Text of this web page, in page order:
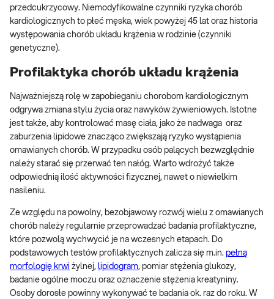
przedcukrzycowy. Niemodyfikowalne czynniki ryzyka chorób
kardiologicznych to płeć męska, wiek powyżej 45 lat oraz historia
występowania chorób układu krążenia w rodzinie (czynniki
genetyczne).
Profilaktyka chorób układu krążenia
Najważniejszą rolę w zapobieganiu chorobom kardiologicznym
odgrywa zmiana stylu życia oraz nawyków żywieniowych. Istotne
jest także, aby kontrolować masę ciała, jako że nadwaga oraz
zaburzenia lipidowe znacząco zwiększają ryzyko wystąpienia
omawianych chorób. W przypadku osób palących bezwzględnie
należy starać się przerwać ten nałóg. Warto wdrożyć także
odpowiednią ilość aktywności fizycznej, nawet o niewielkim
nasileniu.
Ze względu na powolny, bezobjawowy rozwój wielu z omawianych
chorób należy regularnie przeprowadzać badania profilaktyczne,
które pozwolą wychwycić je na wczesnych etapach. Do
podstawowych testów profilaktycznych zalicza się m.in. pełną
morfologię krwi żylnej, lipidogram, pomiar stężenia glukozy,
badanie ogólne moczu oraz oznaczenie stężenia kreatyniny.
Osoby dorosłe powinny wykonywać te badania ok. raz do roku. W